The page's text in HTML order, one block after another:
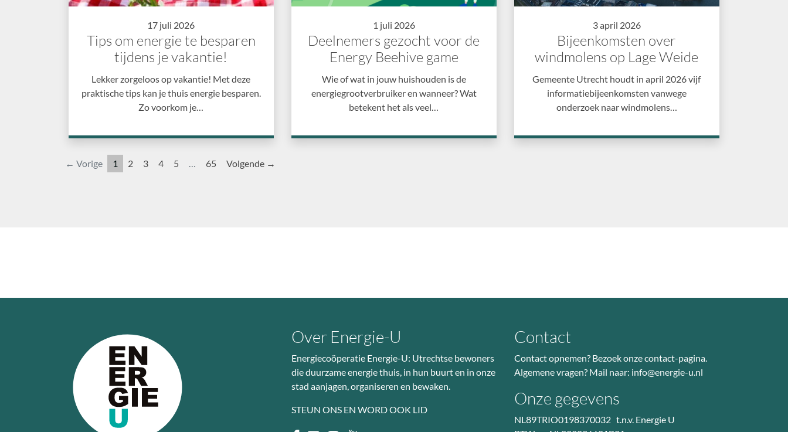
17 juli 2026
Tips om energie te besparen
tijdens je vakantie!
Lekker zorgeloos op vakantie! Met deze
praktische tips kan je thuis energie besparen.
Zo voorkom je…
1 juli 2026
Deelnemers gezocht voor de
Energy Beehive game
Wie of wat in jouw huishouden is de
energiegrootverbruiker en wanneer? Wat
betekent het als veel…
3 april 2026
Bijeenkomsten over
windmolens op Lage Weide
Gemeente Utrecht houdt in april 2026 vijf
informatiebijeenkomsten vanwege
onderzoek naar windmolens…
← Vorige 1 2 3 4 5 … 65 Volgende →
Over Energie-U
Energiecoöperatie Energie-U: Utrechtse bewoners
die duurzame energie thuis, in hun buurt en in onze
stad aanjagen, organiseren en bewaken.
STEUN ONS EN WORD OOK LID
Contact
Contact opnemen? Bezoekonze contact-pagina.
Algemene vragen? Mail naar: info@energie-u.nl
Onze gegevens
NL89TRIO0198370032 t.n.v. Energie U